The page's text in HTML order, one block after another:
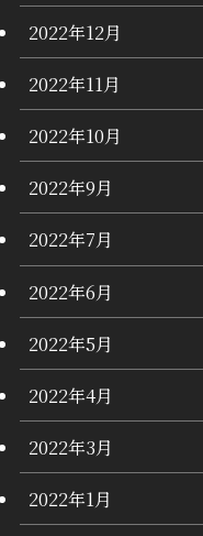
2022年12月
2022年11月
2022年10月
2022年9月
2022年7月
2022年6月
2022年5月
2022年4月
2022年3月
2022年1月